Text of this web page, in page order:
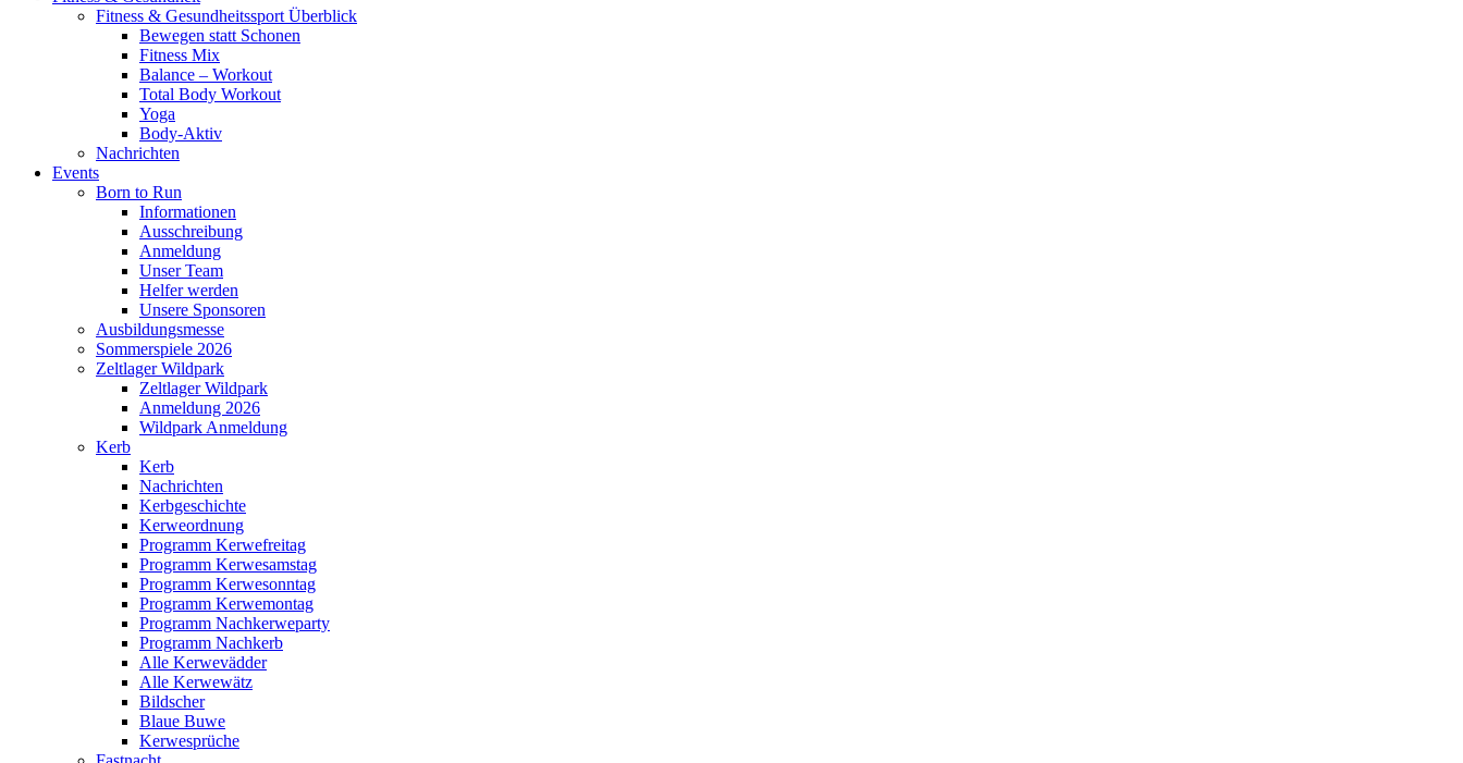
Fitness & Gesundheitssport Überblick
Bewegen statt Schonen
Fitness Mix
Balance – Workout
Total Body Workout
Yoga
Body-Aktiv
Nachrichten
Events
Born to Run
Informationen
Ausschreibung
Anmeldung
Unser Team
Helfer werden
Unsere Sponsoren
Ausbildungsmesse
Sommerspiele 2026
Zeltlager Wildpark
Zeltlager Wildpark
Anmeldung 2026
Wildpark Anmeldung
Kerb
Kerb
Nachrichten
Kerbgeschichte
Kerweordnung
Programm Kerwefreitag
Programm Kerwesamstag
Programm Kerwesonntag
Programm Kerwemontag
Programm Nachkerweparty
Programm Nachkerb
Alle Kerwevädder
Alle Kerwewätz
Bildscher
Blaue Buwe
Kerwesprüche